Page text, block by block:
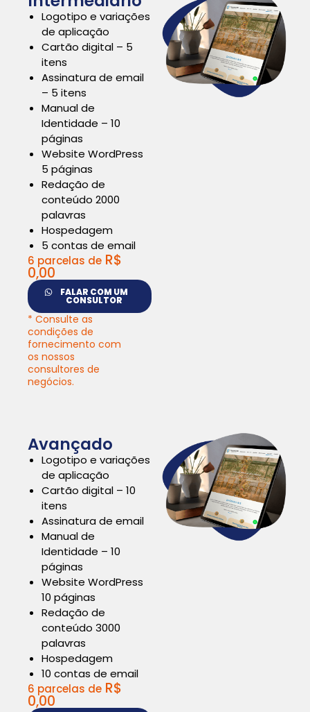
Logotipo e variações
de aplicação
Cartão digital – 5
itens
Assinatura de email
– 5 itens
Manual de
Identidade – 10
páginas
Website WordPress
5 páginas
Redação de
conteúdo 2000
palavras
Hospedagem
5 contas de email
6 parcelas de R$
0,00
FALAR COM UM
CONSULTOR
* Consulte as
condições de
fornecimento com
os nossos
consultores de
negócios.
Avançado
Logotipo e variações
de aplicação
Cartão digital – 10
itens
Assinatura de email
Manual de
Identidade – 10
páginas
Website WordPress
10 páginas
Redação de
conteúdo 3000
palavras
Hospedagem
10 contas de email
6 parcelas de R$
0,00